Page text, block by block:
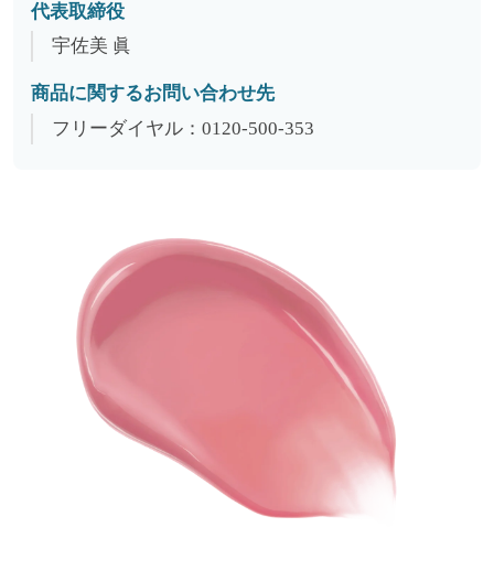
代表取締役
宇佐美 眞
商品に関するお問い合わせ先
フリーダイヤル：0120-500-353